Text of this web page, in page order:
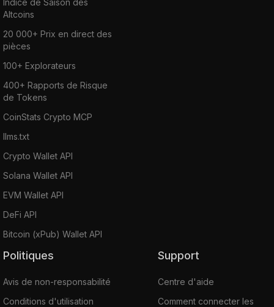
Altcoins
20 000+ Prix en direct des
pièces
100+ Explorateurs
400+ Rapports de Risque
de Tokens
CoinStats Crypto MCP
llms.txt
Crypto Wallet API
Solana Wallet API
EVM Wallet API
DeFi API
Bitcoin (xPub) Wallet API
Politiques
Avis de non-responsabilité
Conditions d'utilisation
Support
Centre d'aide
Comment connecter les